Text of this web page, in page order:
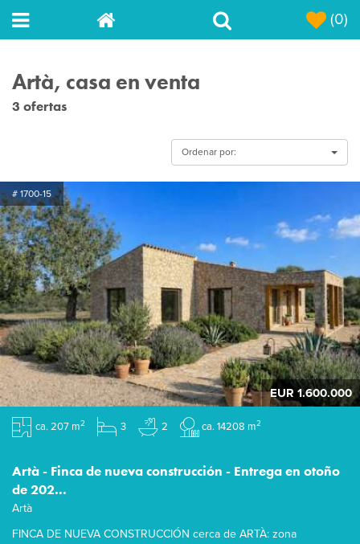
(0)
Artà, casa en venta
3 ofertas
Ordenar por:
# 1700-15
EUR 1.600.000
ca. 207 m2 3 2 ca. 14208 m2
Artà - Finca de nueva construcción - Entrega en otoño
de 202...
Artà
FINCA DE NUEVA CONSTRUCCIÓN cerca de ARTÀ: zona